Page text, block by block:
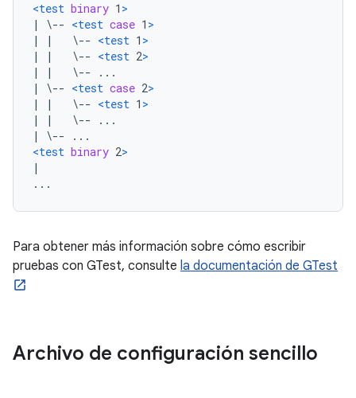
<test binary 1 >
| \-- <test case 1 >
| |   \-- <test 1 >
| |   \-- <test 2>
| |   \-- ...
| \-- <test case 2>
| |   \-- <test 1 >
| |   \-- ...
| \-- ...
<test binary 2>
|
...
Para obtener más información sobre cómo escribir
pruebas con GTest, consulte la documentación de GTest
Archivo de configuración sencillo